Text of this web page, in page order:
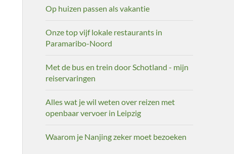
Op huizen passen als vakantie
Onze top vijf lokale restaurants in
Paramaribo-Noord
Met de bus en trein door Schotland - mijn
reiservaringen
Alles wat je wil weten over reizen met
openbaar vervoer in Leipzig
Waarom je Nanjing zeker moet bezoeken